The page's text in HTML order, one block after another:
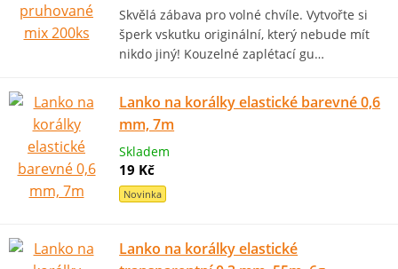
Skvělá zábava pro volné chvíle. Vytvořte si
šperk vskutku originální, který nebude mít
nikdo jiný! Kouzelné zaplétací gu…
Lanko na korálky elastické barevné 0,6
mm, 7m
Skladem
19 Kč
Novinka
Lanko na korálky elastické